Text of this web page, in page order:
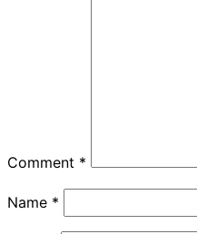
Comment *
Name *